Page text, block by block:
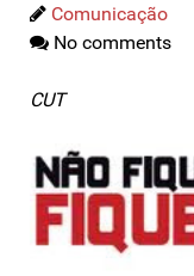
Comunicação
No comments
CUT